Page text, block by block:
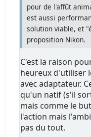
pour de l'affût
est aussi
solution viable, et
proposition Nikon.
C'est la raison
heureux d'utiliser
avec adaptateur.
qu'un natif (s'il
mais comme le
l'action mais
pas du tout.